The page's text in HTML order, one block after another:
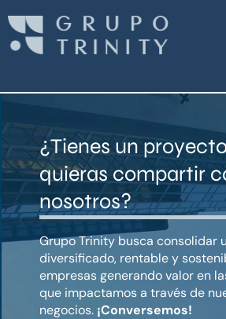
contenido
¿Tienes un
quieras compartir
nosotros?
Grupo Trinity busca consolidar
diversificado, rentable y
empresas generando valor en
que impactamos a través de
negocios. ¡Conversemos!